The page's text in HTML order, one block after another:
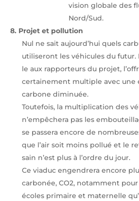
vision globale des
Nord/Sud.
8. Projet et pollution
Nul ne sait aujourd’hui quels
utiliseront les véhicules du futur.
le aux rapporteurs du projet,
certainement multiple avec une
carbone diminuée.
Toutefois, la multiplication des
n’empêchera pas les
se passera encore de
que l’air soit moins pollué et le
sain n’est plus à l’ordre du jour.
Ce viaduc engendrera encore
carbonée, CO2, notamment
écoles primaire et maternelle